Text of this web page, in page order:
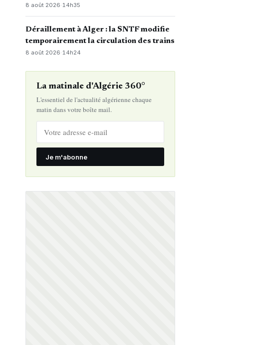
8 août 2026·14h35
Déraillement à Alger : la SNTF modifie
temporairement la circulation des trains
8 août 2026· 14h24
La matinale d'Algérie 360°
L'essentiel de l'actualité algérienne chaque
matin dans votre boîte mail.
Je m'abonne